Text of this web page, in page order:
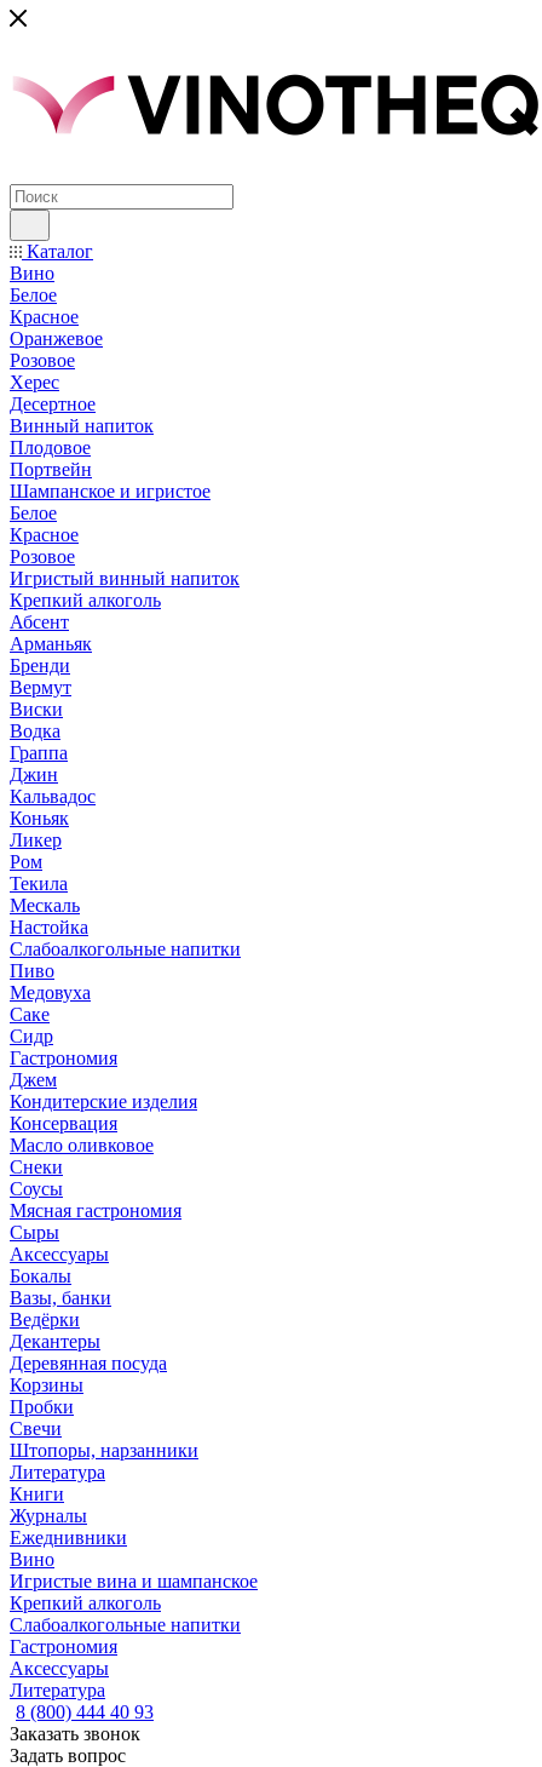
Каталог
Вино
Белое
Красное
Оранжевое
Розовое
Херес
Десертное
Винный напиток
Плодовое
Портвейн
Шампанское и игристое
Белое
Красное
Розовое
Игристый винный напиток
Крепкий алкоголь
Абсент
Арманьяк
Бренди
Вермут
Виски
Водка
Граппа
Джин
Кальвадос
Коньяк
Ликер
Ром
Текила
Мескаль
Настойка
Слабоалкогольные напитки
Пиво
Медовуха
Саке
Сидр
Гастрономия
Джем
Кондитерские изделия
Консервация
Масло оливковое
Снеки
Соусы
Мясная гастрономия
Сыры
Аксессуары
Бокалы
Вазы, банки
Ведёрки
Декантеры
Деревянная посуда
Корзины
Пробки
Свечи
Штопоры, нарзанники
Литература
Книги
Журналы
Ежеднивники
Вино
Игристые вина и шампанское
Крепкий алкоголь
Слабоалкогольные напитки
Гастрономия
Аксессуары
Литература
8 (800) 444 40 93
Заказать звонок
Задать вопрос